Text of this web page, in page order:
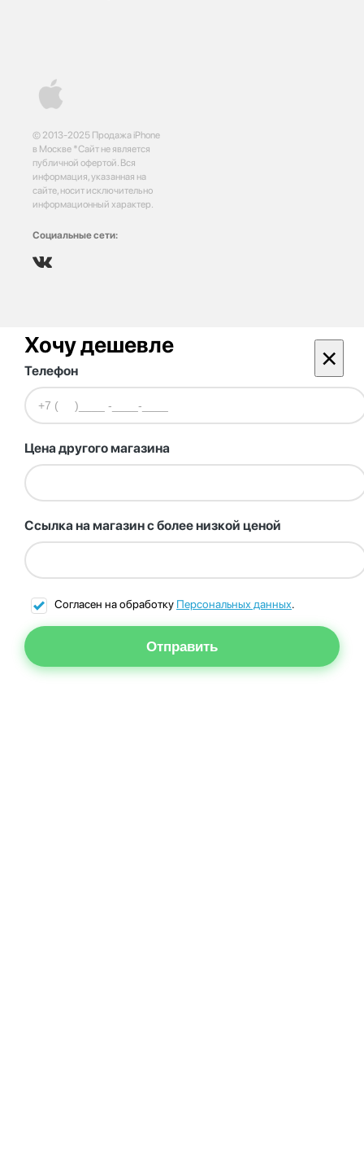
© 2013-2025 Продажа iPhone
в Москве *Сайт не является
публичной офертой. Вся
информация, указанная на
сайте, носит исключительно
информационный характер.
Социальные сети:
Хочу дешевле ×
Телефон
Цена другого магазина
Ссылка на магазин с более низкой ценой
Согласен на обработку Персональных данных.
Отправить